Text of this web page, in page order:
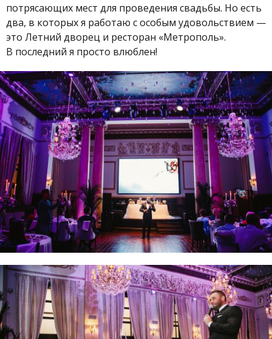
потрясающих мест для проведения свадьбы. Но есть
два, в которых я работаю с особым удовольствием —
это Летний дворец и ресторан «Метрополь».
В последний я просто влюблен!